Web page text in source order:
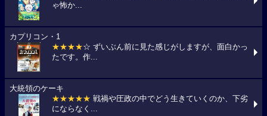
ゃ怖か...
カプリコン・1
★★★★☆ ずいぶん前に見た感じがしますが、面白かっ
たです。作...
大統領のケーキ
★★★★★ 戦禍や圧政の中でどう生きていくのか、下劣
にならなく...